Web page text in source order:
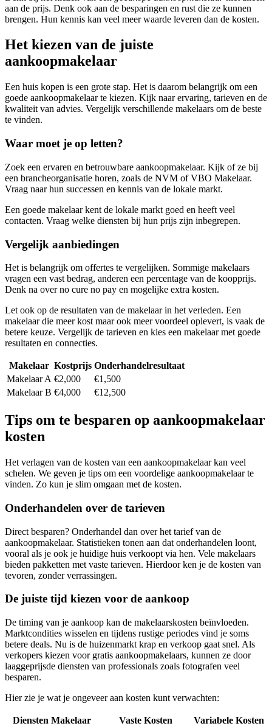
aan de prijs. Denk ook aan de besparingen en rust die ze kunnen
brengen. Hun kennis kan veel meer waarde leveren dan de kosten.
Het kiezen van de juiste
aankoopmakelaar
Een huis kopen is een grote stap. Het is daarom belangrijk om een
goede aankoopmakelaar te kiezen. Kijk naar ervaring, tarieven en de
kwaliteit van advies. Vergelijk verschillende makelaars om de beste
te vinden.
Waar moet je op letten?
Zoek een ervaren en betrouwbare aankoopmakelaar. Kijk of ze bij
een brancheorganisatie horen, zoals de NVM of VBO Makelaar.
Vraag naar hun successen en kennis van de lokale markt.
Een goede makelaar kent de lokale markt goed en heeft veel
contacten. Vraag welke diensten bij hun prijs zijn inbegrepen.
Vergelijk aanbiedingen
Het is belangrijk om offertes te vergelijken. Sommige makelaars
vragen een vast bedrag, anderen een percentage van de koopprijs.
Denk na over no cure no pay en mogelijke extra kosten.
Let ook op de resultaten van de makelaar in het verleden. Een
makelaar die meer kost maar ook meer voordeel oplevert, is vaak de
betere keuze. Vergelijk de tarieven en kies een makelaar met goede
resultaten en connecties.
Makelaar Kostprijs Onderhandelresultaat
Makelaar A €2,000
€1,500
Makelaar B €4,000 €12,500
Tips om te besparen op aankoopmakelaar
kosten
Het verlagen van de kosten van een aankoopmakelaar kan veel
schelen. We geven je tips om een voordelige aankoopmakelaar te
vinden. Zo kun je slim omgaan met de kosten.
Onderhandelen over de tarieven
Direct besparen? Onderhandel dan over het tarief van de
aankoopmakelaar. Statistieken tonen aan dat onderhandelen loont,
vooral als je ook je huidige huis verkoopt via hen. Vele makelaars
bieden pakketten met vaste tarieven. Hierdoor ken je de kosten van
tevoren, zonder verrassingen.
De juiste tijd kiezen voor de aankoop
De timing van je aankoop kan de makelaarskosten beïnvloeden.
Marktcondities wisselen en tijdens rustige periodes vind je soms
betere deals. Nu is de huizenmarkt krap en verkoop gaat snel. Als
verkopers kiezen voor gratis aankoopmakelaars, kunnen ze door
laaggeprijsde diensten van professionals zoals fotografen veel
besparen.
Hier zie je wat je ongeveer aan kosten kunt verwachten:
Diensten Makelaar Vaste Kosten
Variabele Kosten